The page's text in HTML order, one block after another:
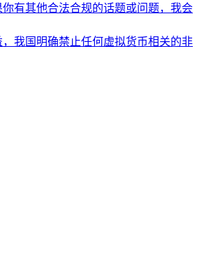
有其他合法合规的话题或问题，我会
我国明确禁止任何虚拟货币相关的非